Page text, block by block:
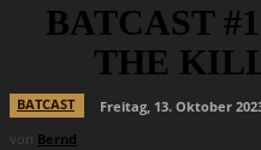
BATCAST
THE
BATCAST
Freitag, 13. Oktober
von Bernd